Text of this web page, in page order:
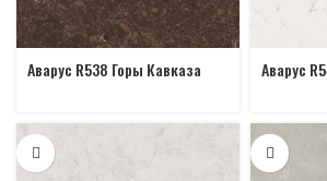
Аварус R538 Горы Кавказа Аварус